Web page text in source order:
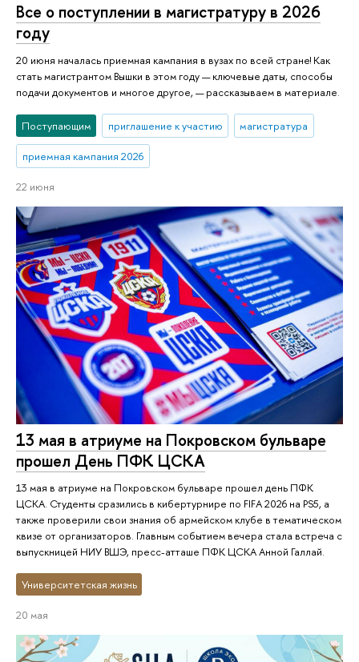
Все о поступлении в магистратуру в 2026
году
20 июня началась приемная кампания в вузах по всей стране! Как
стать магистрантом Вышки в этом году — ключевые даты, способы
подачи документов и многое другое, — рассказываем в материале.
Поступающим приглашение к участию магистратура
приемная кампания 2026
22 июня
13 мая в атриуме на Покровском бульваре
прошел День ПФК ЦСКА
13 мая в атриуме на Покровском бульваре прошел день ПФК
ЦСКА. Студенты сразились в кибертурнире по FIFA 2026 на PS5, а
также проверили свои знания об армейском клубе в тематическом
квизе от организаторов. Главным событием вечера стала встреча с
выпускницей НИУ ВШЭ, пресс-атташе ПФК ЦСКА Анной Галлай.
Университетская жизнь
20 мая